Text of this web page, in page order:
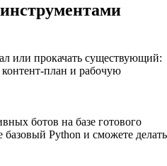
или прокачать существующий:
контент-план и рабочую
ботов на базе готового
Python и сможете делать